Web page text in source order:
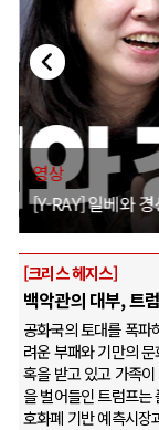
영상
[운동권 대모험]
워!!!!!!!
[크리스 헤지스]
백악관의 대부, 트
공화국의 토대를 폭파
려운 부패와 기만의
혹을 받고 있고 가족
을 벌어들인 트럼프는
호화폐 기반 예측시장